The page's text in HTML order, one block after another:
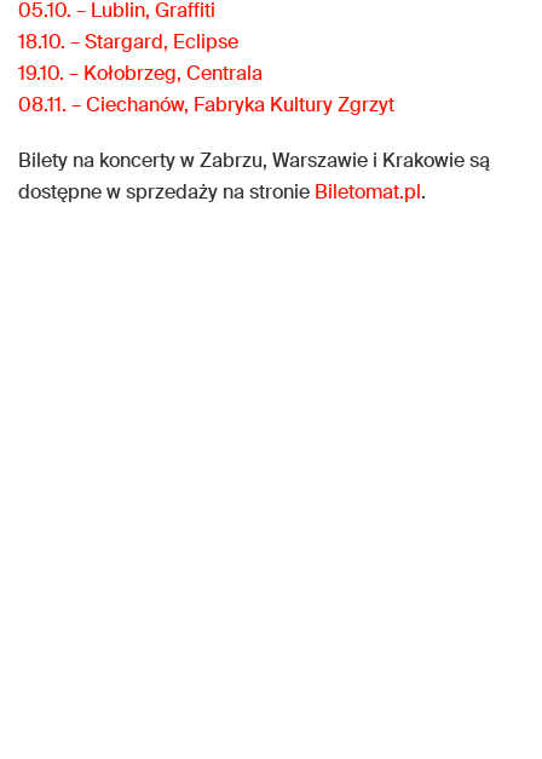
05.10. – Lublin, Graffiti
18.10. – Stargard, Eclipse
19.10. – Kołobrzeg, Centrala
08.11. – Ciechanów, Fabryka Kultury Zgrzyt
Bilety na koncerty w Zabrzu, Warszawie i Krakowie są
dostępne w sprzedaży na stronie Biletomat.pl.